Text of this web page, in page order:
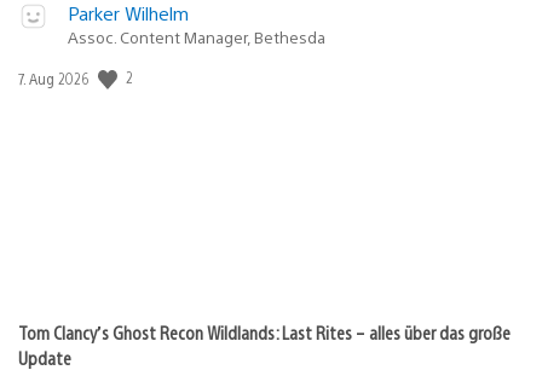
Parker Wilhelm
Assoc. Content Manager, Bethesda
Veröffentlichungsdatum:
7. Aug 2026 2
Tom Clancy’s Ghost Recon Wildlands: Last Rites – alles über das große
Update